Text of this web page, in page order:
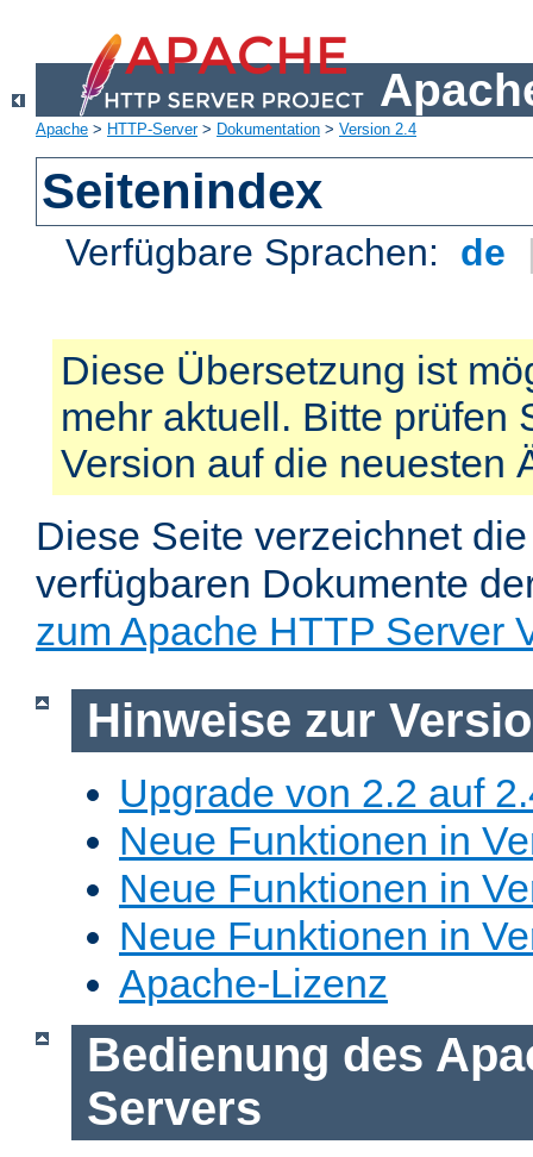
Apache > HTTP-Server> Dokumentation > Version 2.4
Seitenindex
Verfügbare Sprachen: de
Diese Übersetzung ist
mehr aktuell. Bitte prüfen
Version auf die neuesten
Diese Seite verzeichnet
verfügbaren Dokumente
zum Apache HTTP Server
Hinweise zur
Upgrade von 2.2 auf
Neue Funktionen in
Neue Funktionen in
Neue Funktionen in
Apache-Lizenz
Bedienung des
Servers